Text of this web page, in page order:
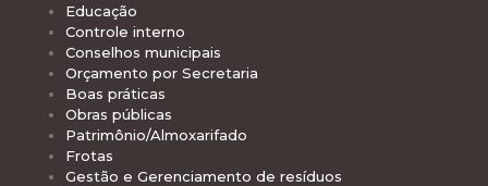
Educação
Controle interno
Conselhos municipais
Orçamento por Secretaria
Boas práticas
Obras públicas
Patrimônio/Almoxarifado
Frotas
Gestão e Gerenciamento de resíduos